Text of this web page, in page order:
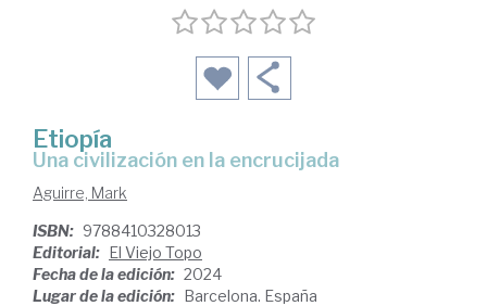
Etiopía
una civilización en la encrucijada
Aguirre, Mark
ISBN: 9788410328013
Editorial: El Viejo Topo
Fecha de la edición: 2024
Lugar de la edición: Barcelona. España